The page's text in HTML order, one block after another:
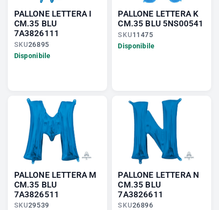
PALLONE LETTERA I
CM.35 BLU
7A3826111
SKU26895
Disponibile
PALLONE LETTERA K
CM.35 BLU 5NS00541
SKU11475
Disponibile
PALLONE LETTERA M
CM.35 BLU
7A3826511
SKU29539
PALLONE LETTERA N
CM.35 BLU
7A3826611
SKU26896